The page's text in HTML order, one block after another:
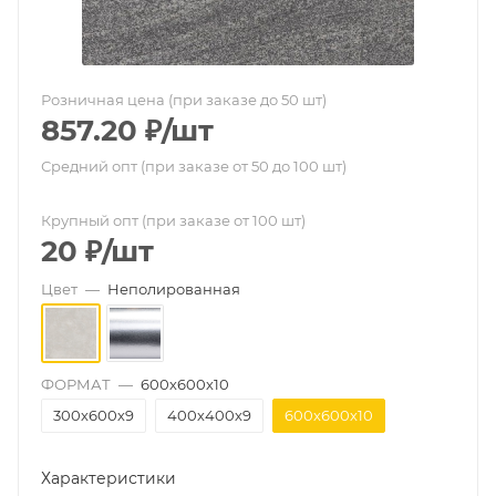
Розничная цена (при заказе до 50 шт)
857.20 ₽/шт
Средний опт (при заказе от 50 до 100 шт)
Крупный опт (при заказе от 100 шт)
20 ₽/шт
Цвет — Неполированная
ФОРМАТ — 600х600х10
300х600х9
400х400х9 600х600х10
Характеристики